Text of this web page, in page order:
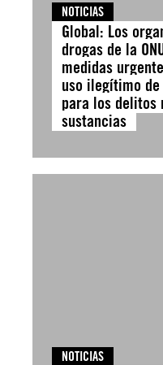
NOTICIAS
Global: Los
drogas de la
medidas
uso ilegítimo
para los delitos
sustancias
NOTICIAS